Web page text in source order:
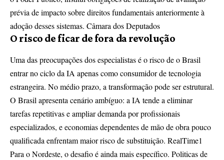
prévia de impacto sobre direitos fundamentais anteriormente à
adoção desses sistemas. Câmara dos Deputados
O risco de ficar de fora da revolução
Uma das preocupações dos especialistas é o risco de o Brasil
entrar no ciclo da IA apenas como consumidor de tecnologia
estrangeira. No médio prazo, a transformação pode ser estrutural.
O Brasil apresenta cenário ambíguo: a IA tende a eliminar
tarefas repetitivas e ampliar demanda por profissionais
especializados, e economias dependentes de mão de obra pouco
qualificada enfrentam maior risco de substituição. RealTime1
Para o Nordeste, o desafio é ainda mais específico. Politicas de